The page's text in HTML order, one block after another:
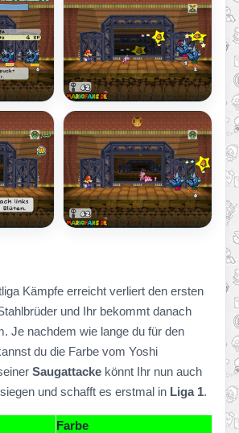
Kämpfe erreicht verliert den ersten
und Ihr bekommt danach
Je nachdem wie lange du für den
du die Farbe vom Yoshi
Saugattacke könnt Ihr nun auch
und schafft es erstmal in Liga 1.
Farbe